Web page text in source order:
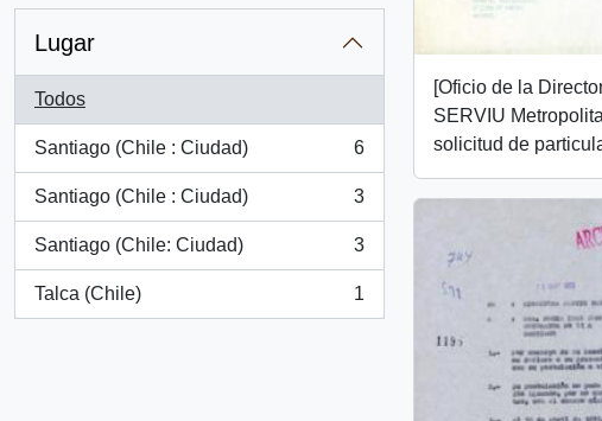
Lugar
Todos
Santiago (Chile : Ciudad)
, 6 resultados
6
Santiago (Chile : Ciudad)
, 3 resultados
3
Santiago (Chile: Ciudad)
, 3 resultados
3
Talca (Chile)
, 1 resultados
1
[Oficio de la
SERVIU
solicitud de